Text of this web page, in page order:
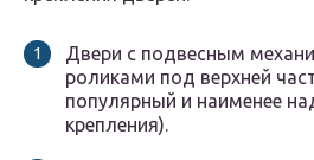
Двери с подвесным
роликами под верхней
популярный и наименее
крепления).